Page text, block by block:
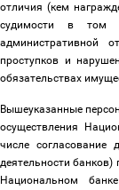
отличия (кем
судимости в том
административной
проступков и
обязательствах
Вышеуказанные
осуществления
числе согласование
деятельности
Национальном